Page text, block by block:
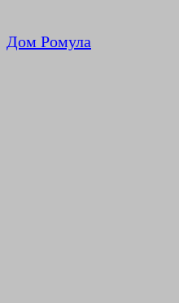
Дом Ромула